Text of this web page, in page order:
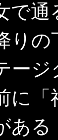
で通
り
ー
に「
ある